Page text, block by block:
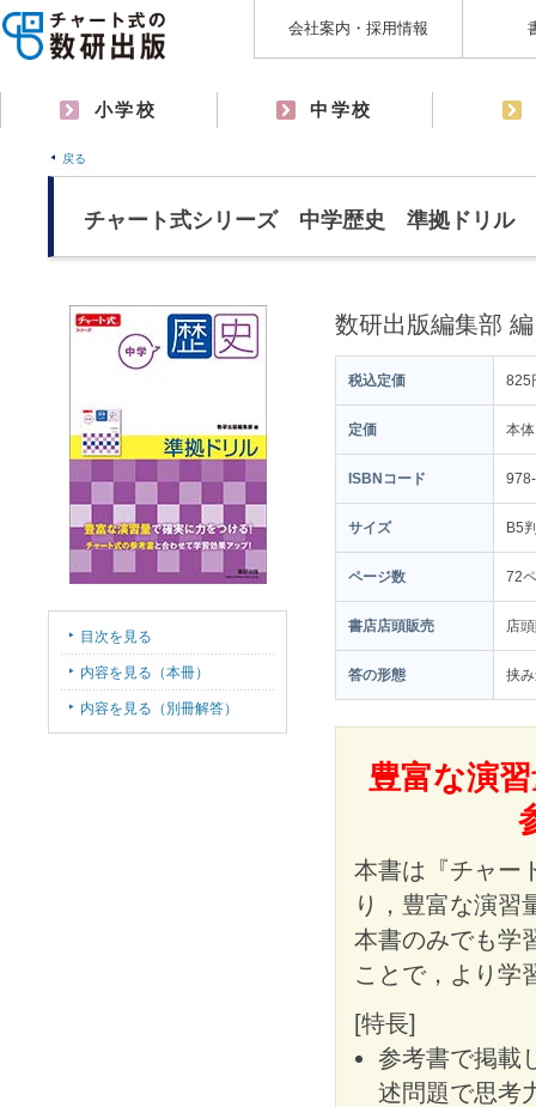
会社案内・採用情報
小学校 中学校
戻る
チャート式シリーズ 中学歴史 準拠ドリル
数研出版編集部 編
税込定価 825
定価 本
ISBNコード
サイズ B5
ページ数 72
書店店頭販売 店
答の形態 挟
豊富な演
本書は『チャー
り，豊富な演習
本書のみでも学
ことで，より学
[特長]
参考書で掲載
述問題で思考
目次を見る
内容を見る（本冊）
内容を見る（別冊解答）